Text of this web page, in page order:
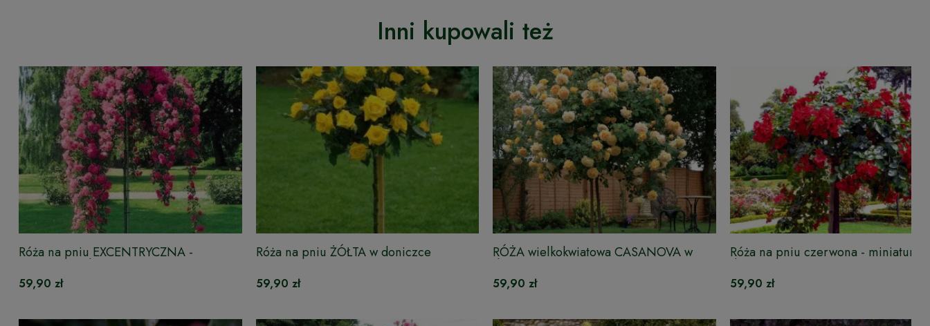
Inni kupowali też
Róża na pniu EXCENTRYCZNA -
zwisająca w doniczce
59,90 zł
Róża na pniu ŻÓŁTA w doniczce
59,90 zł
RÓŻA wielkokwiatowa CASANOVA w
doniczce - na pniu
59,90 zł
Róża na pniu czerwona -
doniczce
59,90 zł